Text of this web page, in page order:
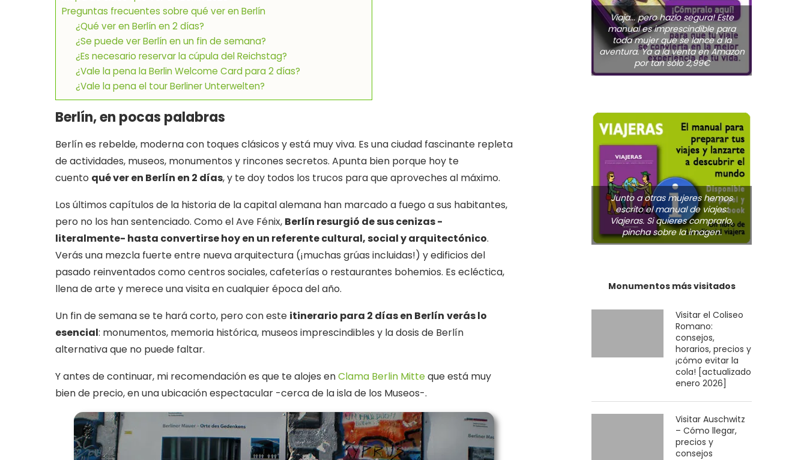
Preguntas frecuentes sobre qué ver en Berlín
¿Qué ver en Berlín en 2 días?
¿Se puede ver Berlín en un fin de semana?
¿Es necesario reservar la cúpula del Reichstag?
¿Vale la pena la Berlin Welcome Card para 2 días?
¿Vale la pena el tour Berliner Unterwelten?
Berlín, en pocas palabras
Berlín es rebelde, moderna con toques clásicos y está muy viva. Es una ciudad fascinante repleta
de actividades, museos, monumentos y rincones secretos. Apunta bien porque hoy te
cuento qué ver en Berlín en 2 días, y te doy todos los trucos para que aproveches al máximo.
Los últimos capítulos de la historia de la capital alemana han marcado a fuego a sus habitantes,
pero no los han sentenciado. Como el Ave Fénix, Berlín resurgió de sus cenizas -
literalmente- hasta convertirse hoy en un referente cultural, social y arquitectónico.
Verás una mezcla fuerte entre nueva arquitectura (¡muchas grúas incluidas!) y edificios del
pasado reinventados como centros sociales, cafeterías o restaurantes bohemios. Es ecléctica,
llena de arte y merece una visita en cualquier época del año.
Un fin de semana se te hará corto, pero con este itinerario para 2 días en Berlín verás lo
esencial: monumentos, memoria histórica, museos imprescindibles y la dosis de Berlín
alternativa que no puede faltar.
Y antes de continuar, mi recomendación es que te alojes enClama Berlin Mitteque está muy
bien de precio, en una ubicación espectacular -cerca de la isla de los Museos-.
Viaja... pero hazlo segura! Este
manual es imprescindible para
toda mujer que se lance a la
aventura. Ya a la venta en Amazon
por tan sólo 2,99€
Junto a otras mujeres hemos
escrito el manual de viajes:
Viajeras. Si quieres comprarlo,
pincha sobre la imagen.
Monumentos más visitados
Visitar el Coliseo
Romano:
consejos,
horarios, precios y
¡cómo evitar la
cola! [actualizado
enero 2026]
Visitar Auschwitz
– Cómo llegar,
precios y
consejos